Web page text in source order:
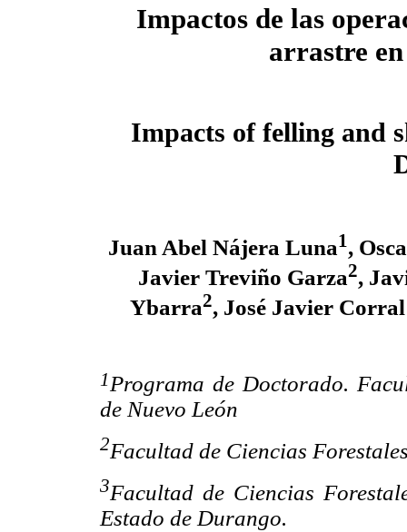
Impactos de las
arrastre
Impacts of felling and
Juan Abel Nájera Luna1 ,
Javier Treviño Garza2,
Ybarra2, José Javier
1 Programa de Doctorado.
de Nuevo León
2Facultad de Ciencias
3Facultad de Ciencias
Estado de Durango.